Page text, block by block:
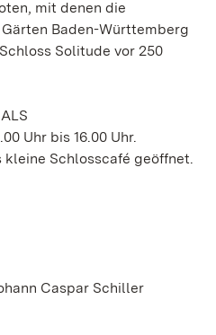
mit denen die
Baden-Württemberg
Solitude vor 250
Uhr bis 16.00 Uhr.
kleine Schlosscafé geöffnet.
Caspar Schiller